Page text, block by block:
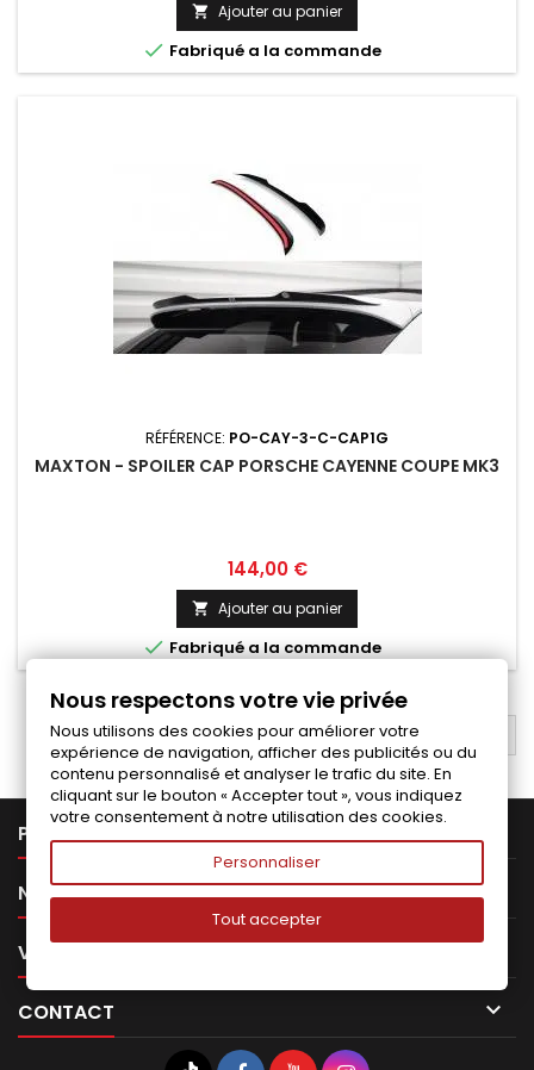
 Ajouter au panier
 Fabriqué a la commande
RÉFÉRENCE: PO-CAY-3-C-CAP1G
MAXTON - SPOILER CAP PORSCHE CAYENNE COUPE MK3
Prix
144,00 €
 Ajouter au panier
Fabriqué a la commande
RETOUR EN HAUT
PRODUITS
NOTRE SOCIÉTÉ 
VOTRE COMPTE 
CONTACT 
Nous respectons votre vie privée
Nous utilisons des cookies pour améliorer votre
expérience de navigation, afficher des publicités ou du
contenu personnalisé et analyser le trafic du site. En
cliquant sur le bouton « Accepter tout », vous indiquez
votre consentement à notre utilisation des cookies.
Personnaliser
Tout accepter